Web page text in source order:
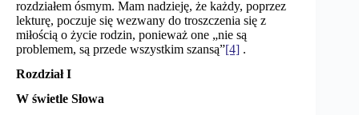
rozdziałem ósmym. Mam nadzieję, że każdy, poprzez
lekturę, poczuje się wezwany do troszczenia się z
miłością o życie rodzin, ponieważ one „nie są
problemem, są przede wszystkim szansą”[4] .
Rozdział I
W świetle Słowa